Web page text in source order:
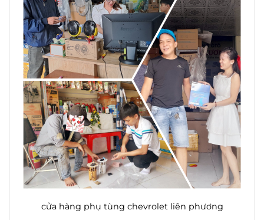
cửa hàng phụ tùng chevrolet liên phương